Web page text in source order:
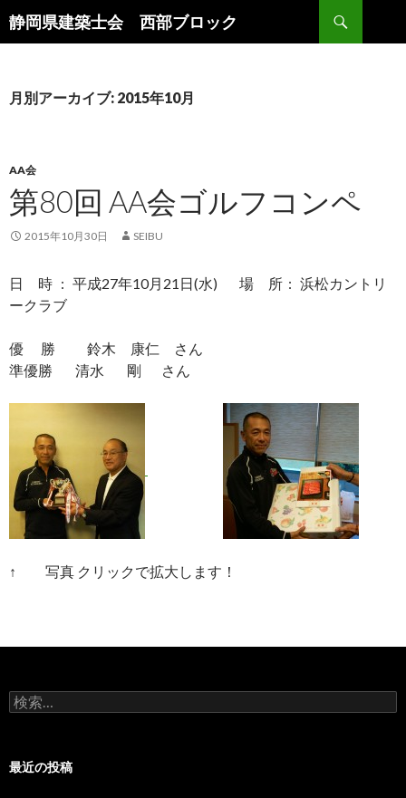
静岡県建築士会 西部ブロック
検
索
ン
キ
ッ
プ
月別アーカイブ: 2015年10月
AA会
第80回 AA会ゴルフコンペ
2015年10月30日 SEIBU
日 時 : 平成27年10月21日(水) 場 所 : 浜松カントリ
ークラブ
優 勝 鈴木 康仁 さん
準優勝 清水 剛 さん
↑ 写真 クリックで拡大します！
検
索
最近の投稿